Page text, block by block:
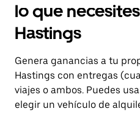
lo que
Hastings
Genera ganancias a tu
Hastings con entregas
viajes o ambos. Puedes
elegir un vehículo de